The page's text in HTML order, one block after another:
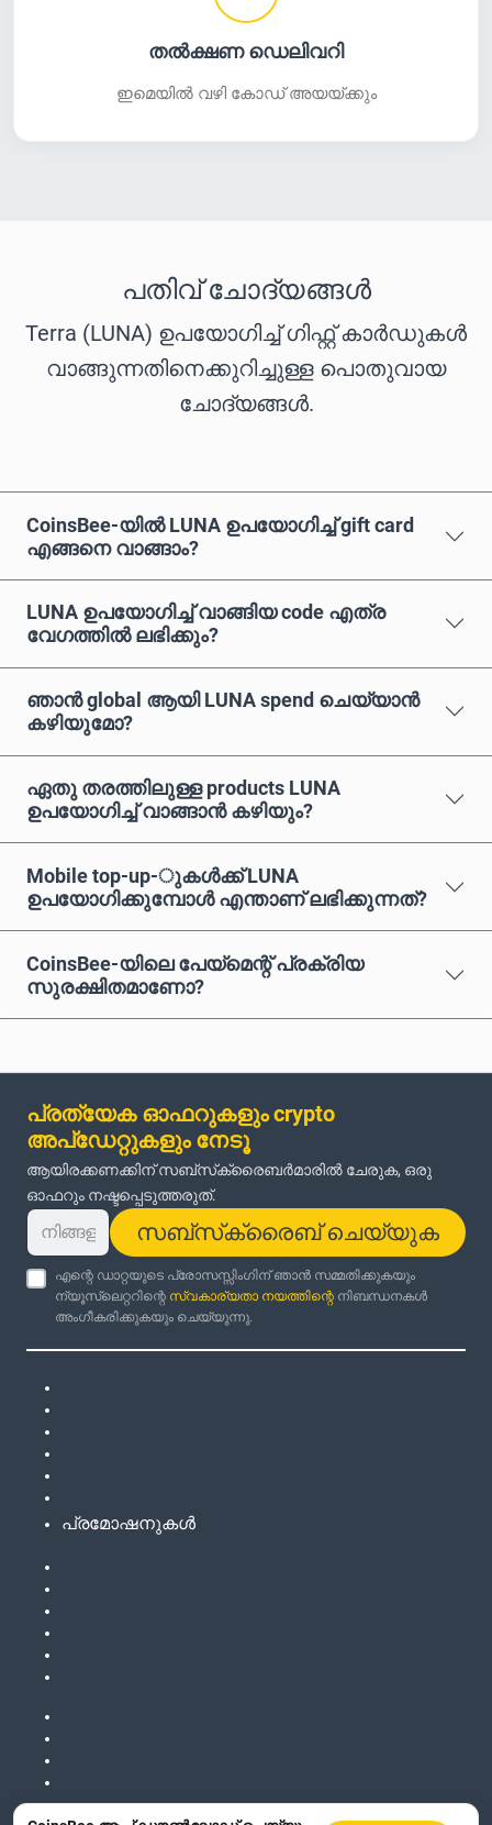
തൽക്ഷണ ഡെലിവറി
ഇമെയിൽ വഴി കോഡ് അയയ്ക്കും
പതിവ് ചോദ്യങ്ങൾ
Terra (LUNA) ഉപയോഗിച്ച് ഗിഫ്റ്റ് കാർഡുകൾ
വാങ്ങുന്നതിനെക്കുറിച്ചുള്ള പൊതുവായ
ചോദ്യങ്ങൾ.
CoinsBee-യിൽ LUNA ഉപയോഗിച്ച് gift card
എങ്ങനെ വാങ്ങാം?
LUNA ഉപയോഗിച്ച് വാങ്ങിയ code എത്ര
വേഗത്തിൽ ലഭിക്കും?
ഞാൻ global ആയി LUNA spend ചെയ്യാൻ
കഴിയുമോ?
ഏതു തരത്തിലുള്ള products LUNA
ഉപയോഗിച്ച് വാങ്ങാൻ കഴിയും?
Mobile top-up-ുകൾക്ക് LUNA
ഉപയോഗിക്കുമ്പോൾ എന്താണ് ലഭിക്കുന്നത്?
CoinsBee-യിലെ പേയ്മെന്റ് പ്രക്രിയ
സുരക്ഷിതമാണോ?
പ്രത്യേക ഓഫറുകളും crypto
അപ്‌ഡേറ്റുകളും നേടൂ
ആയിരക്കണക്കിന് സബ്‌സ്‌ക്രൈബർമാരിൽ ചേരുക, ഒരു
ഓഫറും നഷ്ടപ്പെടുത്തരുത്.
സബ്‌സ്‌ക്രൈബ് ചെയ്യുക
എന്റെ ഡാറ്റയുടെ പ്രോസസ്സിംഗിന് ഞാൻ സമ്മതിക്കുകയും
ന്യൂസ്‌ലെറ്ററിന്റെ സ്വകാര്യതാ നയത്തിന്റെ നിബന്ധനകൾ
അംഗീകരിക്കുകയും ചെയ്യുന്നു.
പ്രമോഷനുകൾ